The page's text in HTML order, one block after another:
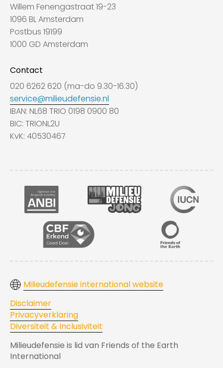
Willem Fenengastraat 19-23
1096 BL Amsterdam
Postbus 19199
1000 GD Amsterdam
Contact
020 6262 620 (ma-do 9.30-16.30)
service@milieudefensie.nl
IBAN: NL68 TRIO 0198 0900 80
BIC: TRIONL2U
KvK: 40530467
Milieudefensie international website
Disclaimer
Privacyverklaring
Diversiteit & Inclusiviteit
Milieudefensie is lid van Friends of the Earth
International